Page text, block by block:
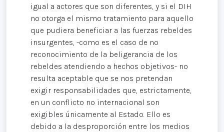
igual a actores que son diferentes, y si el DIH
no otorga el mismo tratamiento para aquello
que pudiera beneficiar a las fuerzas rebeldes
insurgentes, -como es el caso de no
reconocimiento de la beligerancia de los
rebeldes atendiendo a hechos objetivos- no
resulta aceptable que se nos pretendan
exigir responsabilidades que, estrictamente,
en un conflicto no internacional son
exigibles únicamente al Estado. Ello es
debido a la desproporción entre los medios